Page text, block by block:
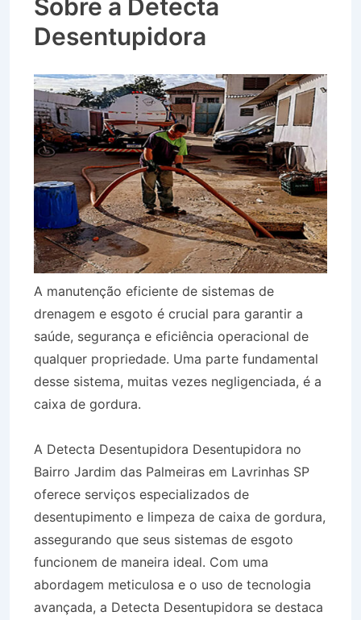
Sobre a Detecta
Desentupidora
A manutenção eficiente de sistemas de
drenagem e esgoto é crucial para garantir a
saúde, segurança e eficiência operacional de
qualquer propriedade. Uma parte fundamental
desse sistema, muitas vezes negligenciada, é a
caixa de gordura.
A Detecta Desentupidora Desentupidora no
Bairro Jardim das Palmeiras em Lavrinhas SP
oferece serviços especializados de
desentupimento e limpeza de caixa de gordura,
assegurando que seus sistemas de esgoto
funcionem de maneira ideal. Com uma
abordagem meticulosa e o uso de tecnologia
avançada, a Detecta Desentupidora se destaca